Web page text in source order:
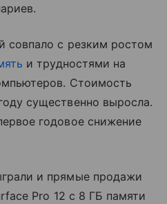
совпало с резким ростом
и трудностями на
Стоимость
существенно выросла.
годовое снижение
и прямые продажи
Pro 12 с 8 ГБ памяти